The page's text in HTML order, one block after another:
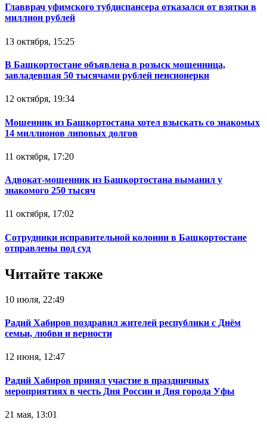
Главврач уфимского тубдиспансера отказался от взятки в
миллион рублей
13 октября, 15:25
В Башкортостане объявлена в розыск мошенница,
завладевшая 50 тысячами рублей пенсионерки
12 октября, 19:34
Мошенник из Башкортостана хотел взыскать со знакомых
14 миллионов липовых долгов
11 октября, 17:20
Адвокат-мошенник из Башкортостана выманил у
знакомого 250 тысяч
11 октября, 17:02
Сотрудники исправительной колонии в Башкортостане
отправлены под суд
Читайте также
10 июля, 22:49
Радий Хабиров поздравил жителей республики с Днём
семьи, любви и верности
12 июня, 12:47
Радий Хабиров принял участие в праздничных
мероприятиях в честь Дня России и Дня города Уфы
21 мая, 13:01